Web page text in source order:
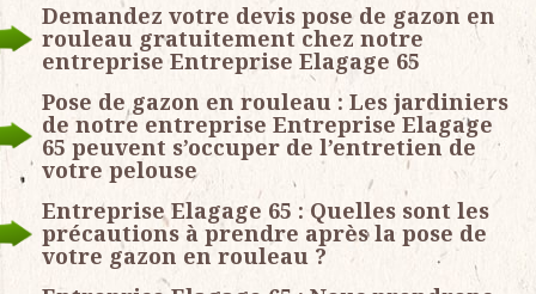
Demandez votre devis pose de gazon en
rouleau gratuitement chez notre
entreprise Entreprise Elagage 65
Pose de gazon en rouleau : Les jardiniers
de notre entreprise Entreprise Elagage
65 peuvent s’occuper de l’entretien de
votre pelouse
Entreprise Elagage 65 : Quelles sont les
précautions à prendre après la pose de
votre gazon en rouleau ?